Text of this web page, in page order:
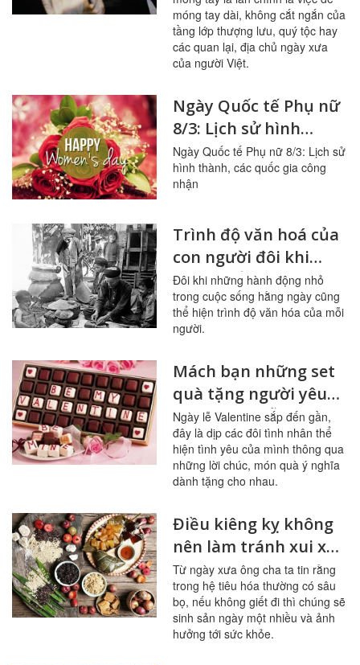
móng tay dài, không cắt ngắn của
tầng lớp thượng lưu, quý tộc hay
các quan lại, địa chủ ngày xưa
của người Việt.
Ngày Quốc tế Phụ nữ
8/3: Lịch sử hình
thành, các quốc gia
công nhận
Ngày Quốc tế Phụ nữ 8/3: Lịch sử
hình thành, các quốc gia công
nhận
Trình độ văn hoá của
con người đôi khi
được thể hiện qua
hành động nhỏ
Đôi khi những hành động nhỏ
trong cuộc sống hằng ngày cũng
thể hiện trình độ văn hóa của mỗi
người.
Mách bạn những set
quà tặng người yêu
trong ngày lễ
Valentine cực lãng
mạn, ý nghĩa
Ngày lễ Valentine sắp đến gần,
đây là dịp các đôi tình nhân thể
hiện tình yêu của mình thông qua
những lời chúc, món quà ý nghĩa
dành tặng cho nhau.
Điều kiêng kỵ không
nên làm tránh xui xẻo
trong ngày Tết Đoan
Ngọ
Từ ngày xưa ông cha ta tin rằng
trong hệ tiêu hóa thường có sâu
bọ, nếu không giết đi thì chúng sẽ
sinh sản ngày một nhiều và ảnh
hưởng tới sức khỏe.